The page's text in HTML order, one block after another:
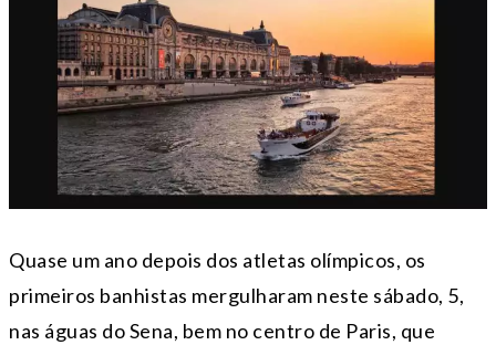
Quase um ano depois dos atletas olímpicos, os
primeiros banhistas mergulharam neste sábado, 5,
nas águas do Sena, bem no centro de Paris, que